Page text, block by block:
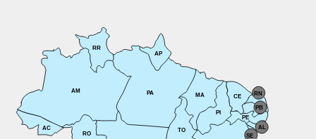
TO
SE
PE
AL
RN
CE
PI
MA
AP
PA
RR
AM
AC
RO
PB